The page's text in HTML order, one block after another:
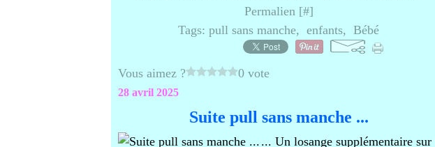
Permalien [#]
Tags: pull sans manche, enfants, Bébé
Vous aimez ? 0 vote
28 avril 2025
Suite pull sans manche ...
... Un losange supplémentaire sur